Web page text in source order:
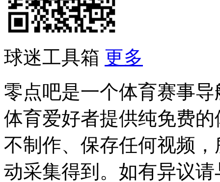
球迷工具箱 更多
零点吧是一个体育赛事
体育爱好者提供纯免费
不制作、保存任何视频
动采集得到。如有异议